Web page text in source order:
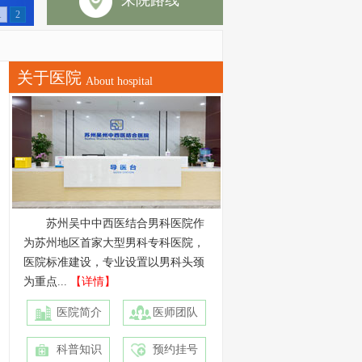
2
关于医院 About hospital
苏州吴中中西医结合男科医院作
为苏州地区首家大型男科专科医院，
医院标准建设，专业设置以男科头颈
为重点...
【详情】
医院简介 医师团队
科普知识 预约挂号